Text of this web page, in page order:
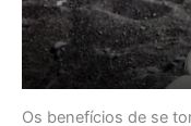
Os benefícios de se